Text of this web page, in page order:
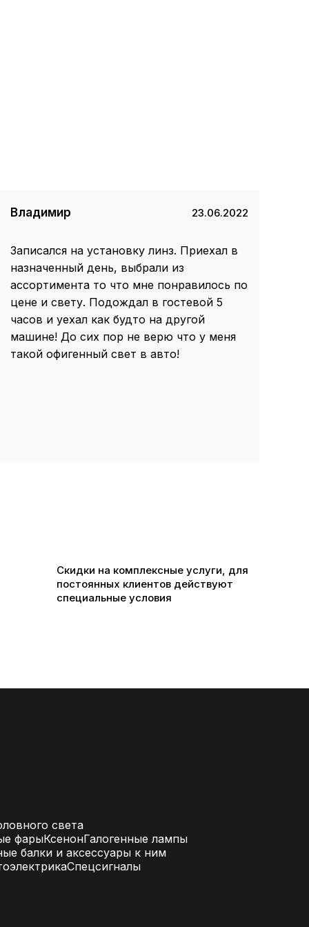
Владимир 23.06.2022
Записался на установку линз. Приехал в
назначенный день, выбрали из
ассортимента то что мне понравилось по
цене и свету. Подождал в гостевой 5
часов и уехал как будто на другой
машине! До сих пор не верю что у меня
такой офигенный свет в авто!
Скидки на комплексные услуги, для
постоянных клиентов действуют
специальные условия
света
фарыКсенонГалогенные лампы
балки и аксессуары к ним
Спецсигналы